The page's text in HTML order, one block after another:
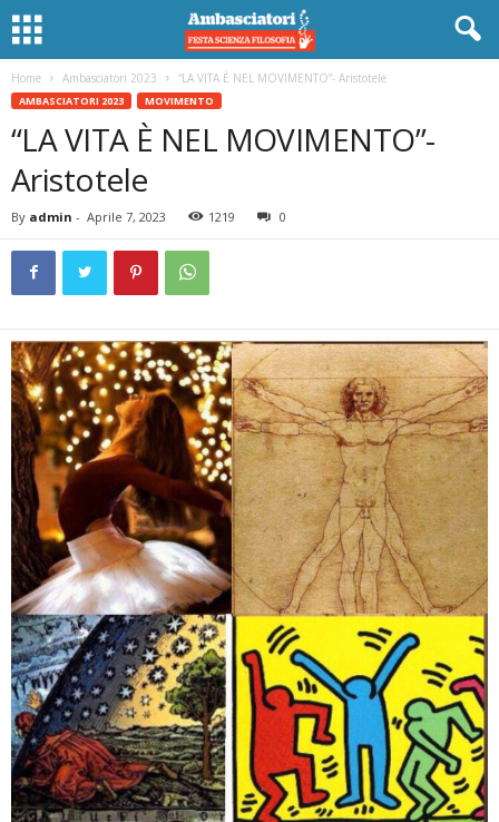
Home Ambasciatori 2023 “LA VITA È NEL MOVIMENTO”- Aristotele
AMBASCIATORI 2023 MOVIMENTO
“LA VITA È NEL MOVIMENTO”-
Aristotele
By admin - Aprile 7, 2023 1219 0